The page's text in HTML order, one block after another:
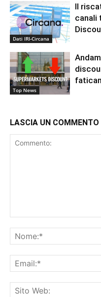
Dati IRI-Circana
Il
canali
Top News
LASCIA UN COMMENTO